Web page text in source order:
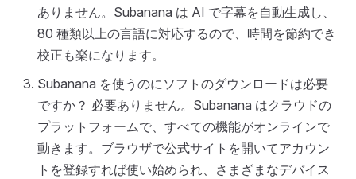
ありません。Subanana は AI で字幕を自動生成し、
80 種類以上の言語に対応するので、時間を節約でき
校正も楽になります。
Subanana を使うのにソフトのダウンロードは必要
ですか？ 必要ありません。Subanana はクラウドの
プラットフォームで、すべての機能がオンラインで
動きます。ブラウザで公式サイトを開いてアカウン
トを登録すれば使い始められ、さまざまなデバイス